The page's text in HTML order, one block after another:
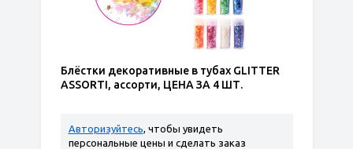
Блёстки декоративные в тубах GLITTER
ASSORTI, ассорти, ЦЕНА ЗА 4 ШТ.
Авторизуйтесь, чтобы увидеть
персональные цены и сделать заказ